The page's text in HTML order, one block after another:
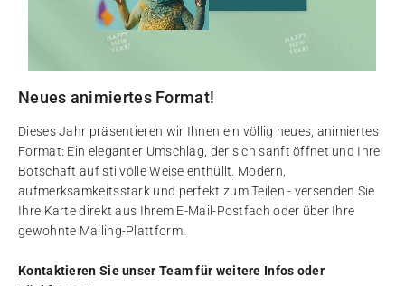
Neues animiertes Format!
Dieses Jahr präsentieren wir Ihnen ein völlig neues, animiertes
Format: Ein eleganter Umschlag, der sich sanft öffnet und Ihre
Botschaft auf stilvolle Weise enthüllt. Modern,
aufmerksamkeitsstark und perfekt zum Teilen - versenden Sie
Ihre Karte direkt aus Ihrem E-Mail-Postfach oder über Ihre
gewohnte Mailing-Plattform.
Kontaktieren Sie unser Team für weitere Infos oder